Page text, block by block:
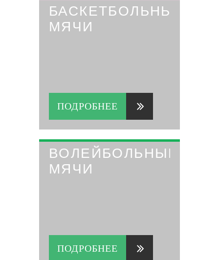
БАСКЕТБОЛЬНЫЕ
МЯЧИ
ПОДРОБНЕЕ
ВОЛЕЙБОЛЬНЫЕ
МЯЧИ
ПОДРОБНЕЕ